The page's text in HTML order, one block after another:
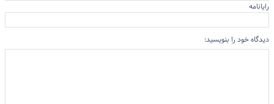
رایانامه
دیدگاه خود را بنویسید: